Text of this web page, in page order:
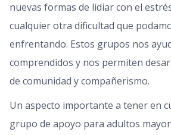
nuevas formas de lidiar con el
cualquier otra dificultad que
enfrentando. Estos grupos nos
comprendidos y nos permiten
de comunidad y compañerismo.
Un aspecto importante a tener en
grupo de apoyo para adultos